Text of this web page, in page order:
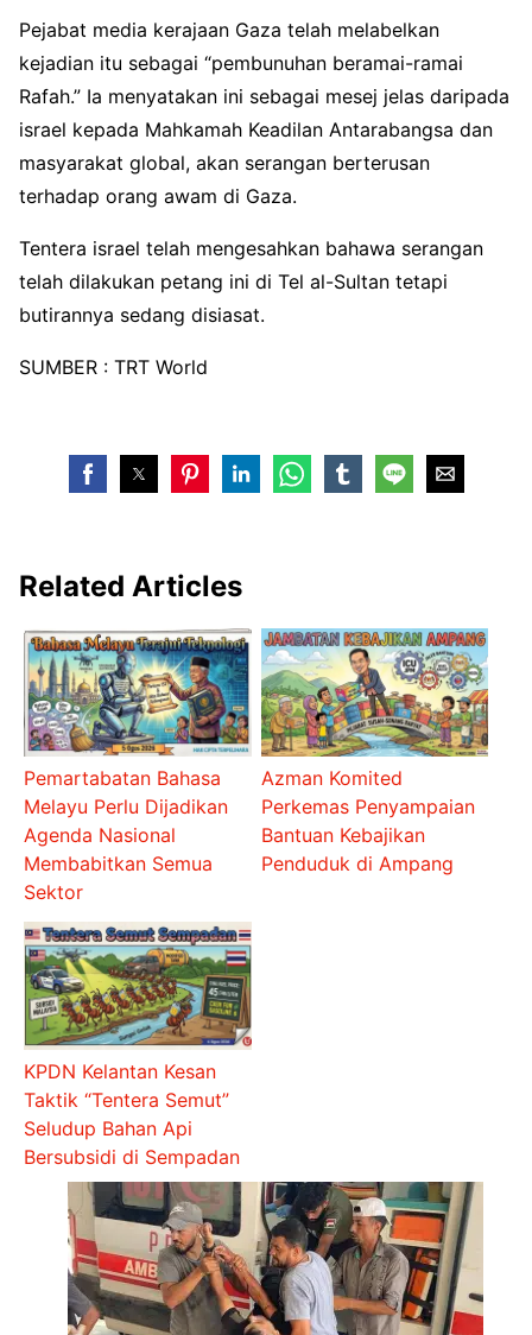
Pejabat media kerajaan Gaza telah melabelkan
kejadian itu sebagai “pembunuhan beramai-ramai
Rafah.” Ia menyatakan ini sebagai mesej jelas daripada
israel kepada Mahkamah Keadilan Antarabangsa dan
masyarakat global, akan serangan berterusan
terhadap orang awam di Gaza.
Tentera israel telah mengesahkan bahawa serangan
telah dilakukan petang ini di Tel al-Sultan tetapi
butirannya sedang disiasat.
SUMBER : TRT World
Related Articles
Pemartabatan Bahasa
Melayu Perlu Dijadikan
Agenda Nasional
Membabitkan Semua
Sektor
Azman Komited
Perkemas Penyampaian
Bantuan Kebajikan
Penduduk di Ampang
KPDN Kelantan Kesan
Taktik “Tentera Semut”
Seludup Bahan Api
Bersubsidi di Sempadan